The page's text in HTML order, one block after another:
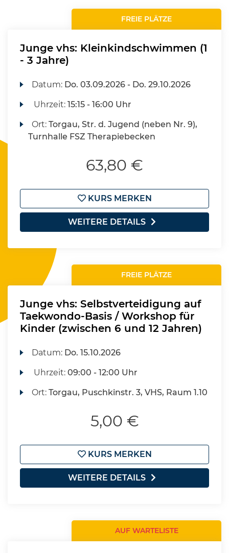
FREIE PLÄTZE
Junge vhs: Kleinkindschwimmen (1
- 3 Jahre)
Datum: Do. 03.09.2026 - Do. 29.10.2026
Uhrzeit:15:15 - 16:00 Uhr
Ort:Torgau, Str. d. Jugend (neben Nr. 9),
Turnhalle FSZ Therapiebecken
63,80 €
KURS MERKEN
WEITERE DETAILS
FREIE PLÄTZE
Junge vhs: Selbstverteidigung auf
Taekwondo-Basis / Workshop für
Kinder (zwischen 6 und 12 Jahren)
Datum: Do. 15.10.2026
Uhrzeit:09:00 - 12:00 Uhr
Ort:Torgau, Puschkinstr. 3, VHS, Raum 1.10
5,00 €
KURS MERKEN
WEITERE DETAILS
AUF WARTELISTE